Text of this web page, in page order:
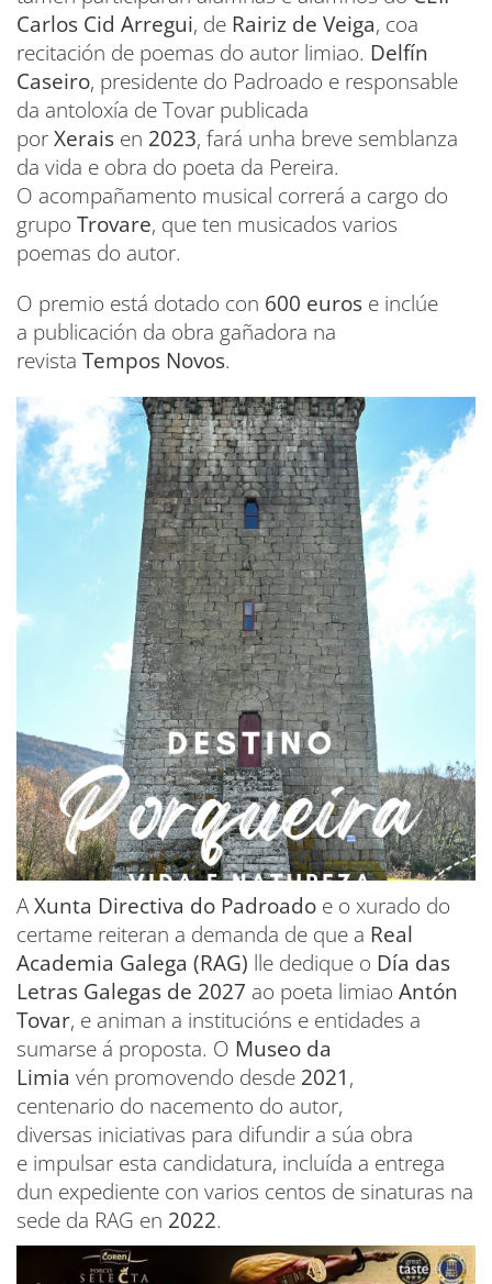
Carlos Cid Arregui, de Rairiz de Veiga, coa
recitación de poemas do autor limiao. Delfín
Caseiro, presidente do Padroado e responsable
da antoloxía de Tovar publicada
porXerais en 2023, fará unha breve semblanza
da vida e obra do poeta da Pereira.
O acompañamento musical correrá a cargo do
grupo Trovare, que ten musicados varios
poemas do autor.
O premio está dotado con 600 euros e inclúe
a publicación da obra gañadora na
revista Tempos Novos.
AXunta Directiva do Padroado e o xurado do
certame reiteran a demanda de que a Real
Academia Galega (RAG) lle dedique o Día das
Letras Galegas de 2027 ao poeta limiao Antón
Tovar, e animan a institucións e entidades a
sumarse á proposta. O Museo da
Limia vén promovendo desde 2021,
centenario do nacemento do autor,
diversas iniciativas para difundir a súa obra
e impulsar esta candidatura, incluída a entrega
dun expediente con varios centos de sinaturas na
sede da RAG en 2022.